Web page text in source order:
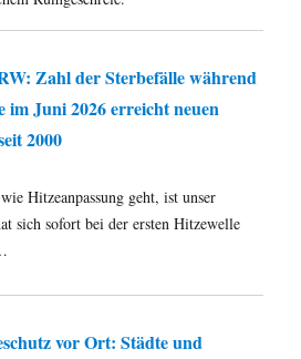
Zahl der Sterbefälle während
im Juni 2026 erreicht neuen
2000
Hitzeanpassung geht, ist unser
sich sofort bei der ersten Hitzewelle
vor Ort: Städte und